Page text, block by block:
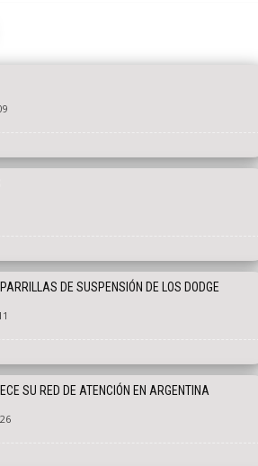
DE SUSPENSIÓN DE LOS DODGE
SU RED DE ATENCIÓN EN ARGENTINA